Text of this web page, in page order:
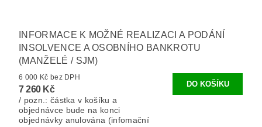
INFORMACE K MOŽNÉ REALIZACI A PODÁNÍ
INSOLVENCE A OSOBNÍHO BANKROTU
(MANŽELÉ / SJM)
6 000 Kč bez DPH
7 260 Kč
/ pozn.: částka v košíku a
objednávce bude na konci
objednávky anulována (infomační